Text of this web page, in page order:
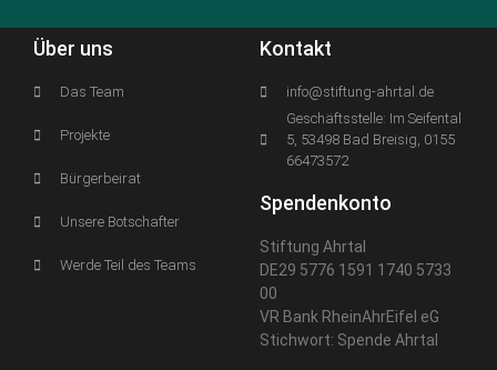
Über uns
Das Team
Projekte
Bürgerbeirat
Unsere Botschafter
Werde Teil des Teams
Kontakt
info@stiftung-ahrtal.de
Geschäftsstelle: Im Seifental
5, 53498 Bad Breisig, 0155
66473572
Spendenkonto
Stiftung Ahrtal
DE29 5776 1591 1740 5733
00
VR Bank RheinAhrEifel eG
Stichwort: Spende Ahrtal